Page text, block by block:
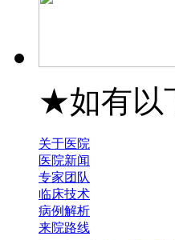
★如有以
关于医院
医院新闻
专家团队
临床技术
病例解析
来院路线